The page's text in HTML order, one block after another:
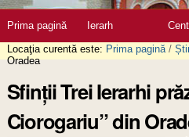
Prima pagină Ierarh
Locaţia curentă este: Prima pagină /
Oradea
Sfinţii Trei Ierarhi
Ciorogariu” din